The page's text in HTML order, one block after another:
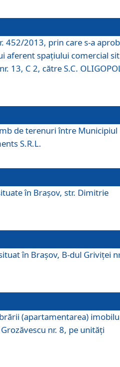
452/2013, prin care s-a
aferent spaţiului comercial
13, C 2, către S.C.
de terenuri între Municipiul
S.R.L.
în Braşov, str. Dimitrie
în Braşov, B-dul Griviţei
(apartamentarea)
nr. 8, pe unităţi